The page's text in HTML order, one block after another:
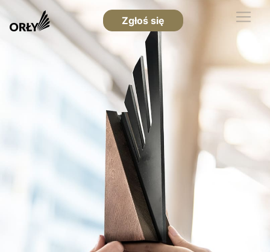
Zgłoś się